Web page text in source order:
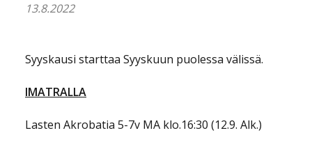
13.8.2022
Syyskausi starttaa Syyskuun puolessa välissä.
IMATRALLA
Lasten Akrobatia 5-7v MA klo.16:30 (12.9. Alk.)